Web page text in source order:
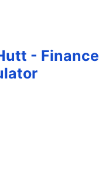
- Finance